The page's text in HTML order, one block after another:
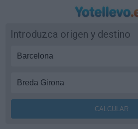
Introduzca origen y destino